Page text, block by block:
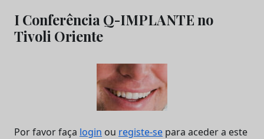
I Conferência Q-IMPLANTE no
Tivoli Oriente
Por favor faça login ou registe-se para aceder a este